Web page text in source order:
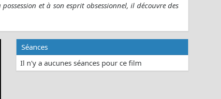
et à son esprit obsessionnel, il découvre des
Séances
Il n'y a aucunes séances pour ce film